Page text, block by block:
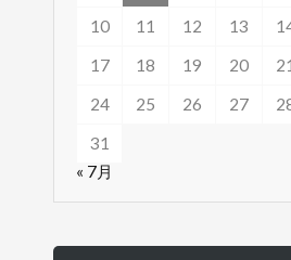
10
11 12 13
17
18 19 20 21
24
25 26 27
31
« 7月